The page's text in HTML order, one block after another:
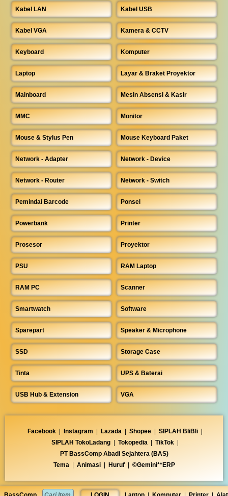
Kabel LAN Kabel USB
Kabel VGA Kamera & CCTV
Keyboard Komputer
Laptop Layar & Braket Proyektor
Mainboard Mesin Absensi & Kasir
MMC Monitor
Mouse & Stylus Pen Mouse Keyboard Paket
Network - Adapter Network - Device
Network - Router Network - Switch
Pemindai Barcode Ponsel
Powerbank Printer
Prosesor Proyektor
PSU RAM Laptop
RAM PC Scanner
Smartwatch Software
Sparepart Speaker & Microphone
SSD Storage Case
Tinta UPS & Baterai
USB Hub & Extension VGA
Facebook | Instagram | Lazada | Shopee | SIPLAH BliBli |
SIPLAH TokoLadang | Tokopedia | TikTok |
PT BassComp Abadi Sejahtera (BAS)
Tema | Animasi | Huruf | ©Gemini**ERP